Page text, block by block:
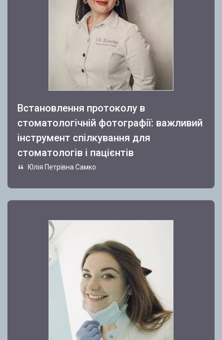
Встановлення протоколу в
стоматологічній фотографії: важливий
інструмент спілкування для
стоматологів і пацієнтів
Юлія Петрівна Самко